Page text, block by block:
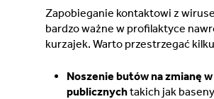
Zapobieganie kontaktowi z
bardzo ważne w profilaktyce
kurzajek. Warto przestrzegać
Noszenie butów na zmianę
publicznychtakich jak